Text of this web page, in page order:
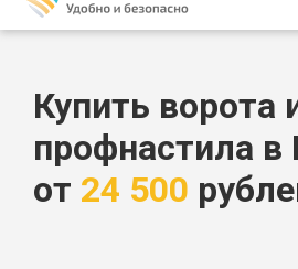
Купить ворота
профнастила в
от 24 500